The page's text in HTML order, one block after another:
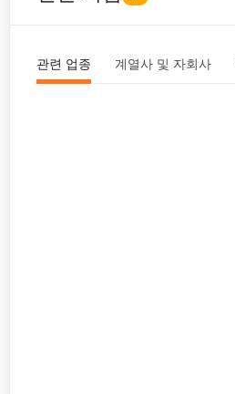
관련 업종 계열사 및 자회사